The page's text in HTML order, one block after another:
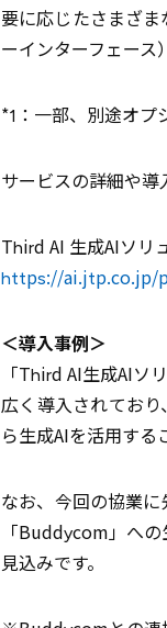
要に応じたさまざ
ーインターフェース
*1：一部、別途オプ
サービスの詳細や導
Third AI 生成AIソリ
https://ai.jtp.co.jp/
＜導入事例＞
「Third AI生成AIソ
広く導入されてお
ら生成AIを活用する
なお、今回の協業
「Buddycom」へ
見込みです。